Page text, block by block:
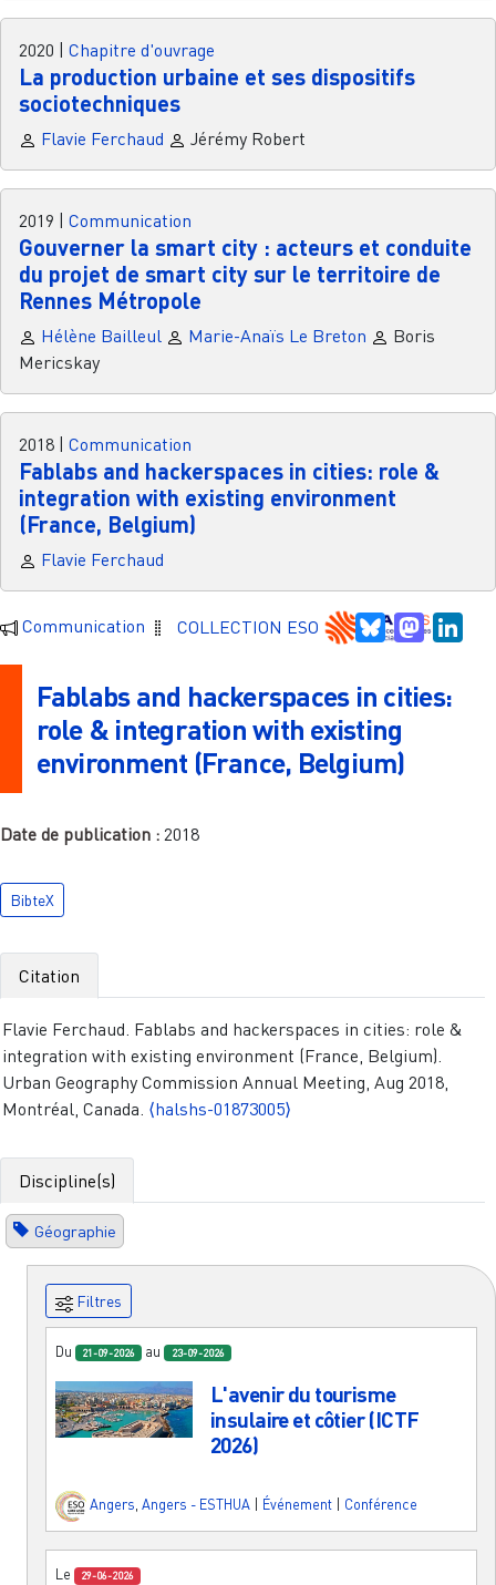
2020 Chapitre d'ouvrage
La production urbaine et ses dispositifs
sociotechniques
Flavie Ferchaud Jérémy Robert
2019 Communication
Gouverner la smart city : acteurs et conduite
du projet de smart city sur le territoire de
Rennes Métropole
Hélène Bailleul Marie-Anaïs Le Breton
Boris
Mericskay
2018 Communication
Fablabs and hackerspaces in cities: role &
integration with existing environment
(France, Belgium)
Flavie Ferchaud
Communication COLLECTION ESO Bluesky
Fablabs and hackerspaces in cities:
role & integration with existing
environment (France, Belgium)
Date de publication : 2018
BibteX
Citation
Flavie Ferchaud. Fablabs and hackerspaces in cities: role &
integration with existing environment (France, Belgium).
Urban Geography Commission Annual Meeting, Aug 2018,
Montréal, Canada. ⟨halshs-01873005⟩
Discipline(s)
Géographie
Filtres
Du 21-09-2026 au 23-09-2026
L'avenir du tourisme
insulaire et côtier (ICTF
2026)
Angers, Angers - ESTHUA Événement Conférence
Le 29-06-2026